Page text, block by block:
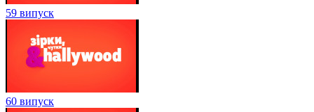
59 випуск
60 випуск